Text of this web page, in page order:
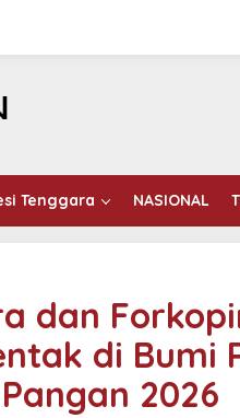
Tenggara NASIONAL
dan
di Bumi
2026